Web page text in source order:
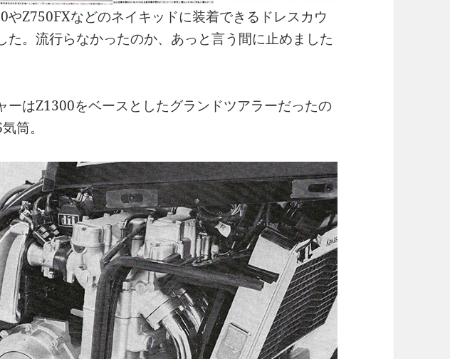
やZ750FXなどのネイキッドに装着できるドレスカウ
た。流行らなかったのか、あっと言う間に止めました
ーはZ1300をベースとしたグランドツアラーだったの
筒。